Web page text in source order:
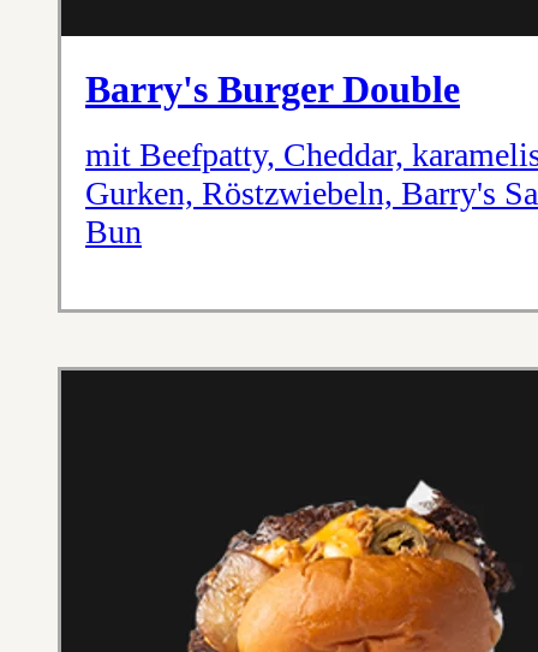
Barry's Burger Double
mit Beefpatty, Cheddar,
Gurken, Röstzwiebeln, Barry's
Bun